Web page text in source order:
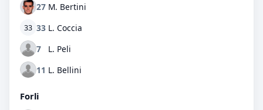
27 M. Bertini
33 33 L. Coccia
7
L. Peli
11 L. Bellini
Forli